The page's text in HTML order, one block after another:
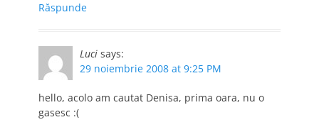
Răspunde
Luci says:
29 noiembrie 2008 at 9:25 PM
hello, acolo am cautat Denisa, prima oara, nu o
gasesc :(